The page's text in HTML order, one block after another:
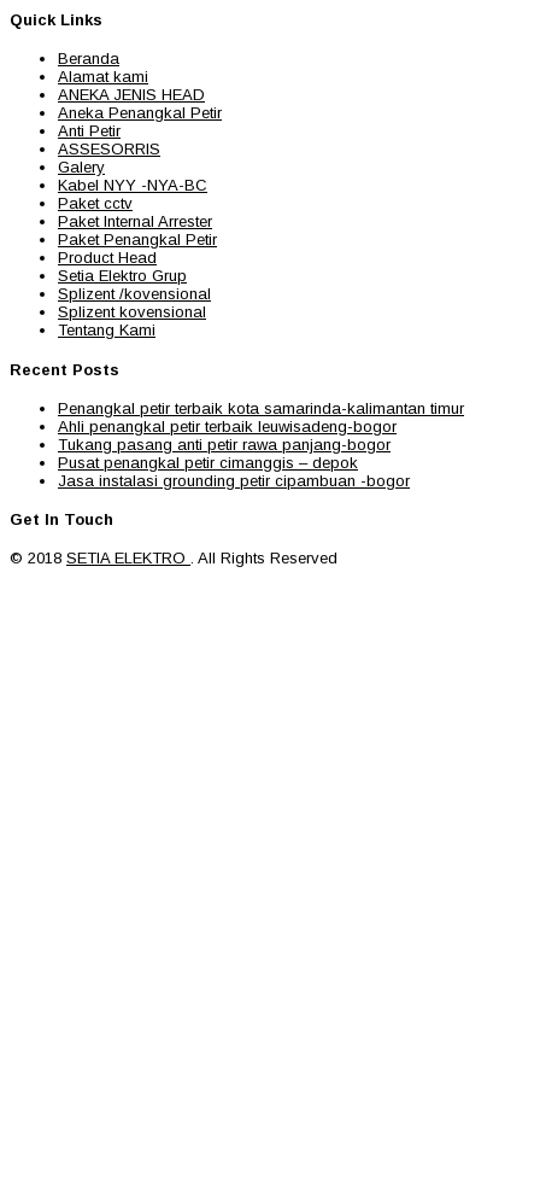
Quick Links
Beranda
Alamat kami
ANEKA JENIS HEAD
Aneka Penangkal Petir
Anti Petir
ASSESORRIS
Galery
Kabel NYY -NYA-BC
Paket cctv
Paket Internal Arrester
Paket Penangkal Petir
Product Head
Setia Elektro Grup
Splizent /kovensional
Splizent kovensional
Tentang Kami
Recent Posts
Penangkal petir terbaik kota samarinda-kalimantan timur
Ahli penangkal petir terbaik leuwisadeng-bogor
Tukang pasang anti petir rawa panjang-bogor
Pusat penangkal petir cimanggis – depok
Jasa instalasi grounding petir cipambuan -bogor
Get In Touch
© 2018 SETIA ELEKTRO . All Rights Reserved